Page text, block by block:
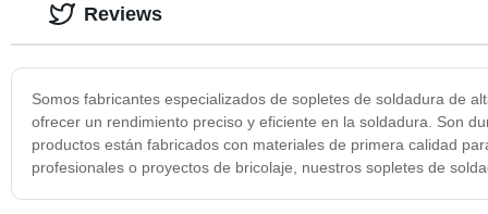
Somos fabricantes especializados de sopletes de soldadura de
ofrecer un rendimiento preciso y eficiente en la soldadura. Son
productos están fabricados con materiales de primera calidad
profesionales o proyectos de bricolaje, nuestros sopletes de
Reviews